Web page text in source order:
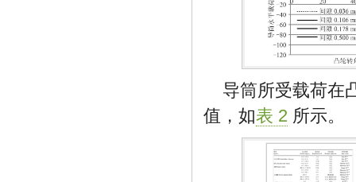
导筒所受载荷在
值，如表 2 所示。